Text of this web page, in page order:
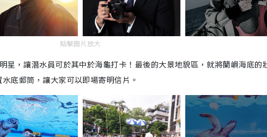
點擊圖片放大
星，讓潛水員可於其中於海龜打卡！最後的大景地貌區，就將蘭嶼海底的
底郵筒，讓大家可以即場寄明信片。